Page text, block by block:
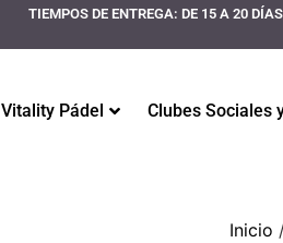
TIEMPOS DE ENTREGA: DE 15 A 20
Vitality Pádel Clubes Sociales
Inicio